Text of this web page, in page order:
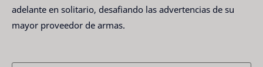
adelante en solitario, desafiando las advertencias de su
mayor proveedor de armas.